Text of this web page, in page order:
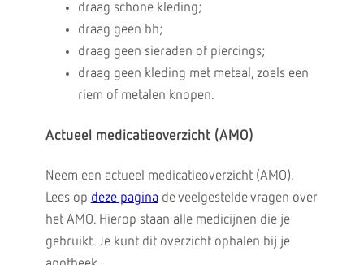
draag schone kleding;
draag geen bh;
draag geen sieraden of piercings;
draag geen kleding met metaal, zoals een
riem of metalen knopen.
Actueel medicatieoverzicht (AMO)
Neem een actueel medicatieoverzicht (AMO).
Lees op deze pagina de veelgestelde vragen over
het AMO. Hierop staan alle medicijnen die je
gebruikt. Je kunt dit overzicht ophalen bij je